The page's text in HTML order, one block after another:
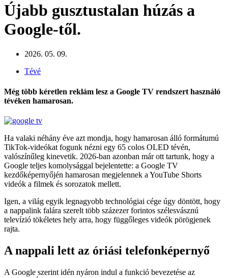
Újabb gusztustalan húzás a
Google-től.
2026. 05. 09.
Tévé
Még több kéretlen reklám lesz a Google TV rendszert használó
tévéken hamarosan.
Ha valaki néhány éve azt mondja, hogy hamarosan álló formátumú
TikTok-videókat fogunk nézni egy 65 colos OLED tévén,
valószínűleg kinevetik. 2026-ban azonban már ott tartunk, hogy a
Google teljes komolysággal bejelentette: a Google TV
kezdőképernyőjén hamarosan megjelennek a YouTube Shorts
videók a filmek és sorozatok mellett.
Igen, a világ egyik legnagyobb technológiai cége úgy döntött, hogy
a nappalink falára szerelt több százezer forintos szélesvásznú
televízió tökéletes hely arra, hogy függőleges videók pörögjenek
rajta.
A nappali lett az óriási telefonképernyő
A Google szerint idén nyáron indul a funkció bevezetése az